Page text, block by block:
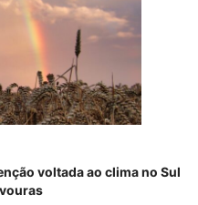
voltada ao clima no Sul